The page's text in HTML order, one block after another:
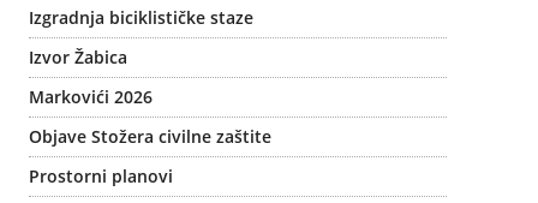
Izgradnja biciklističke staze
Izvor Žabica
Markovići 2026
Objave Stožera civilne zaštite
Prostorni planovi